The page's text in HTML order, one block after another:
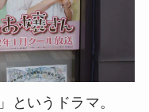
というドラマ。